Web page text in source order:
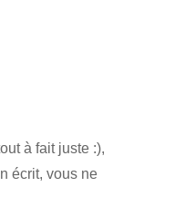
à fait juste :),
écrit, vous ne